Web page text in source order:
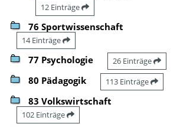
12 Einträge
76 Sportwissenschaft
14 Einträge
77 Psychologie 26 Einträge
80 Pädagogik 113 Einträge
83 Volkswirtschaft
102 Einträge